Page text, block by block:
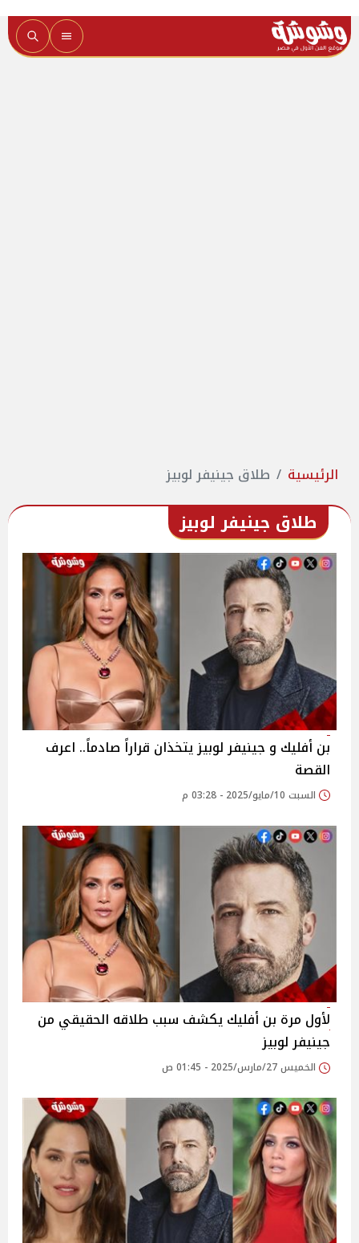
الرئيسية طلاق جينيفر لوبيز
طلاق جينيفر لوبيز
بن أفليك و جينيفر لوبيز يتخذان قراراً صادماً.. اعرف
القصة
السبت 10/مايو/2025 - 03:28 م
لأول مرة بن أفليك يكشف سبب طلاقه الحقيقي من
جينيفر لوبيز
الخميس 27/مارس/2025 - 01:45 ص